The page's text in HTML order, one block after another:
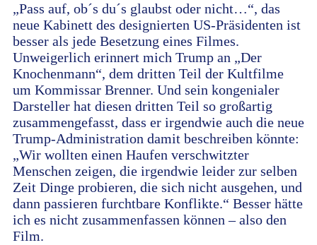
„Pass auf, ob´s du´s glaubst oder nicht…“, das
neue Kabinett des designierten US-Präsidenten ist
besser als jede Besetzung eines Filmes.
Unweigerlich erinnert mich Trump an „Der
Knochenmann“, dem dritten Teil der Kultfilme
um Kommissar Brenner. Und sein kongenialer
Darsteller hat diesen dritten Teil so großartig
zusammengefasst, dass er irgendwie auch die neue
Trump-Administration damit beschreiben könnte:
„Wir wollten einen Haufen verschwitzter
Menschen zeigen, die irgendwie leider zur selben
Zeit Dinge probieren, die sich nicht ausgehen, und
dann passieren furchtbare Konflikte.“ Besser hätte
ich es nicht zusammenfassen können – also den
Film.